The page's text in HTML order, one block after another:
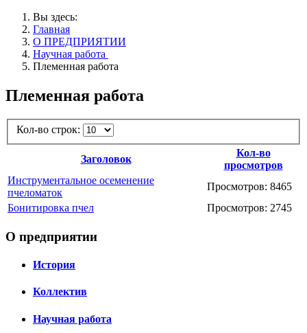
Вы здесь:
Главная
О ПРЕДПРИЯТИИ
Научная работа
Племенная работа
Племенная работа
Кол-во строк:
Заголовок
Кол-во
просмотров
Инструментальное осеменение
пчеломаток
Просмотров: 8465
Бонитировка пчел
Просмотров: 2745
О предприятии
История
Коллектив
Научная работа